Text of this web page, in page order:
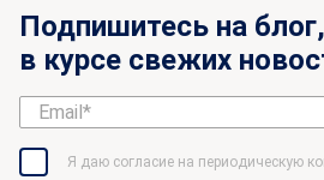
Подпишитесь на
в курсе свежих
Я даю согласие на периодическую